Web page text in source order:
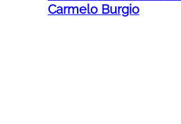
Carmelo Burgio